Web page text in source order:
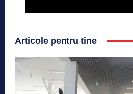
Articole pentru tine